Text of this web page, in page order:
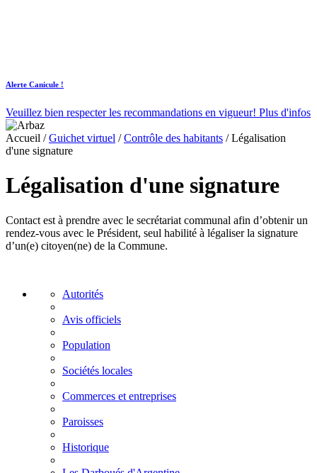
Alerte Canicule !
Veuillez bien respecter les recommandations en vigueur! Plus d'infos
Accueil /Guichet virtuel /Contrôle des habitants /Légalisation
d'une signature
Légalisation d'une signature
Contact est à prendre avec le secrétariat communal afin d’obtenir un
rendez-vous avec le Président, seul habilité à légaliser la signature
d’un(e) citoyen(ne) de la Commune.
Autorités
Avis officiels
Population
Sociétés locales
Commerces et entreprises
Paroisses
Historique